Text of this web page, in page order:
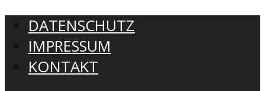
DATENSCHUTZ
IMPRESSUM
KONTAKT